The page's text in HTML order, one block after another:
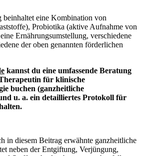
beinhaltet eine Kombination von
Probiotika (aktive Aufnahme von
Ernährungsumstellung, verschiedene
der oben genannten förderlichen
kannst du eine umfassende Beratung
für klinische
buchen (ganzheitliche
u. a. ein detailliertes Protokoll für
in diesem Beitrag erwähnte ganzheitliche
neben der Entgiftung, Verjüngung,